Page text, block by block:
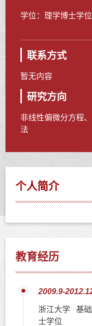
学位：理学博士学位
联系方式
暂无内容
研究方向
非线性偏微分方程
法
个人简介
教育经历
2009.9-
浙江大学 基
士学位